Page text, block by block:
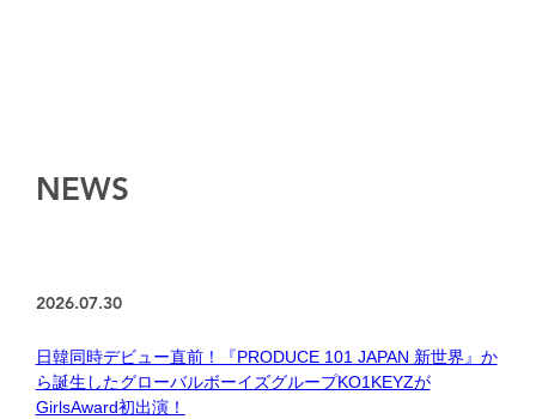
NEWS
2026.07.30
日韓同時デビュー直前！『PRODUCE 101 JAPAN 新世界』か
ら誕生したグローバルボーイズグループKO1KEYZが
GirlsAward初出演！